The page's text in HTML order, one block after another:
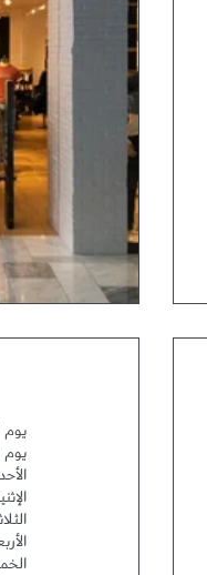
يوم
الأحد